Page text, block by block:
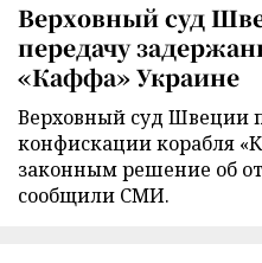
Верховный суд
передачу
«Каффа» Украине
Верховный суд Швеции
конфискации корабля
законным решение об
сообщили СМИ.